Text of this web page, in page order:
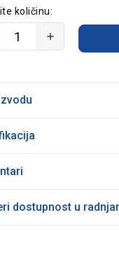
količinu:
dostupnost u